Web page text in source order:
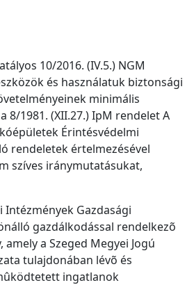
10/2016. (IV.5.) NGM
és használatuk biztonsági
minimális
8/1981. (XII.27.) IpM rendelet A
Érintésvédelmi
rendeletek értelmezésével
szíves iránymutatásukat,
Intézmények Gazdasági
gazdálkodással rendelkezõ
a Szeged Megyei Jogú
tulajdonában lévõ és
ingatlanok